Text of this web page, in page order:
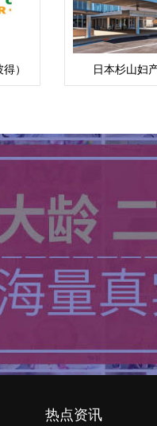
） 日本杉山妇
热点资讯